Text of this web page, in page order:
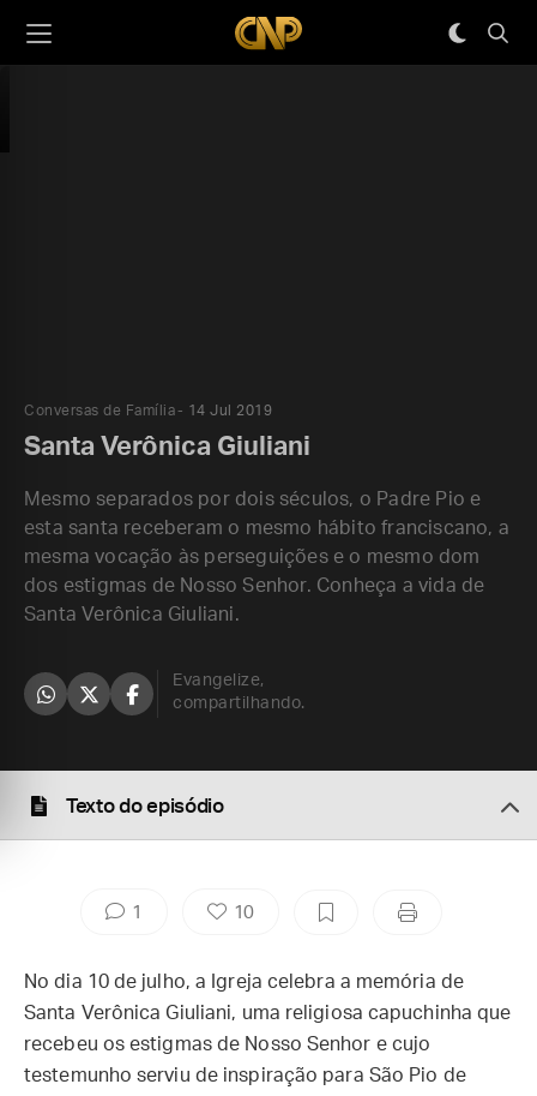
Conversas de Família 14 Jul 2019
Santa Verônica Giuliani
Mesmo separados por dois séculos, o Padre Pio e
esta santa receberam o mesmo hábito franciscano, a
mesma vocação às perseguições e o mesmo dom
dos estigmas de Nosso Senhor. Conheça a vida de
Santa Verônica Giuliani.
Evangelize,
compartilhando.
Texto do episódio
1 10
No dia 10 de julho, a Igreja celebra a memória de
Santa Verônica Giuliani, uma religiosa capuchinha que
recebeu os estigmas de Nosso Senhor e cujo
testemunho serviu de inspiração para São Pio de